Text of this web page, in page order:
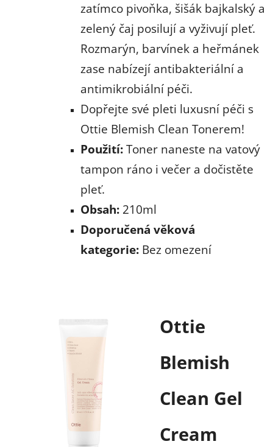
zatímco pivoňka, šišák bajkalský a
zelený čaj posilují a vyživují pleť.
Rozmarýn, barvínek a heřmánek
zase nabízejí antibakteriální a
antimikrobiální péči.
Dopřejte své pleti luxusní péči s
Ottie Blemish Clean Tonerem!
Použití: Toner naneste na vatový
tampon ráno i večer a dočistěte
pleť.
Obsah: 210ml
Doporučená věková
kategorie: Bez omezení
Ottie
Blemish
Clean Gel
Cream